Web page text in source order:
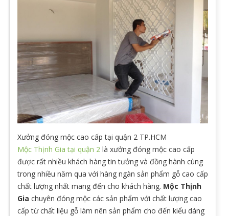
Xưởng đóng mộc cao cấp tại quận 2 TP.HCM
Mộc Thịnh Gia tại quận 2 là xưởng đóng mộc cao cấp
được rất nhiều khách hàng tin tưởng và đồng hành cùng
trong nhiều năm qua với hàng ngàn sản phẩm gỗ cao cấp
chất lượng nhất mang đến cho khách hàng. Mộc Thịnh
Gia chuyên đóng mộc các sản phẩm với chất lượng cao
cấp từ chất liệu gỗ làm nên sản phẩm cho đến kiểu dáng